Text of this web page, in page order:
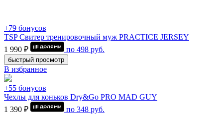
+79 бонусов
TSP Свитер тренировочный муж PRACTICE JERSEY
1 990 ₽
по 498 руб.
быстрый просмотр
В избранное
+55 бонусов
Чехлы для коньков Dry&Go PRO MAD GUY
1 390 ₽
по 348 руб.